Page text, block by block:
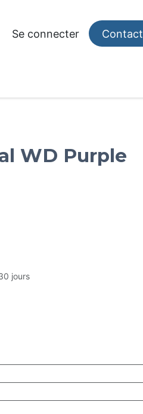
Se connecter Contact
WD Purple
jours